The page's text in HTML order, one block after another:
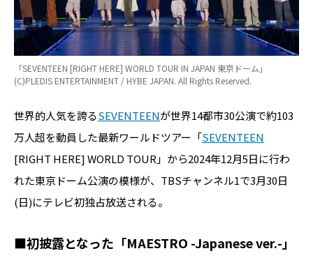
「SEVENTEEN [RIGHT HERE] WORLD TOUR IN JAPAN 東京ドーム」
(C)PLEDIS ENTERTAINMENT / HYBE JAPAN. All Rights Reserved.
世界的人気を誇るSEVENTEENが世界14都市30公演で約103
万人超を動員した最新ワールドツアー「SEVENTEEN
[RIGHT HERE] WORLD TOUR」から2024年12月5日に行わ
れた東京ドーム公演の模様が、TBSチャンネル1で3月30日
(日)にテレビ初独占放送される。
■初披露となった「MAESTRO -Japanese ver.-」